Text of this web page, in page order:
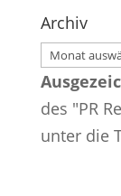
Archiv
Archiv
des "PR
unter die